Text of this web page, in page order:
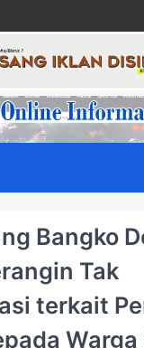
Bangko
Tak
terkait
Warga